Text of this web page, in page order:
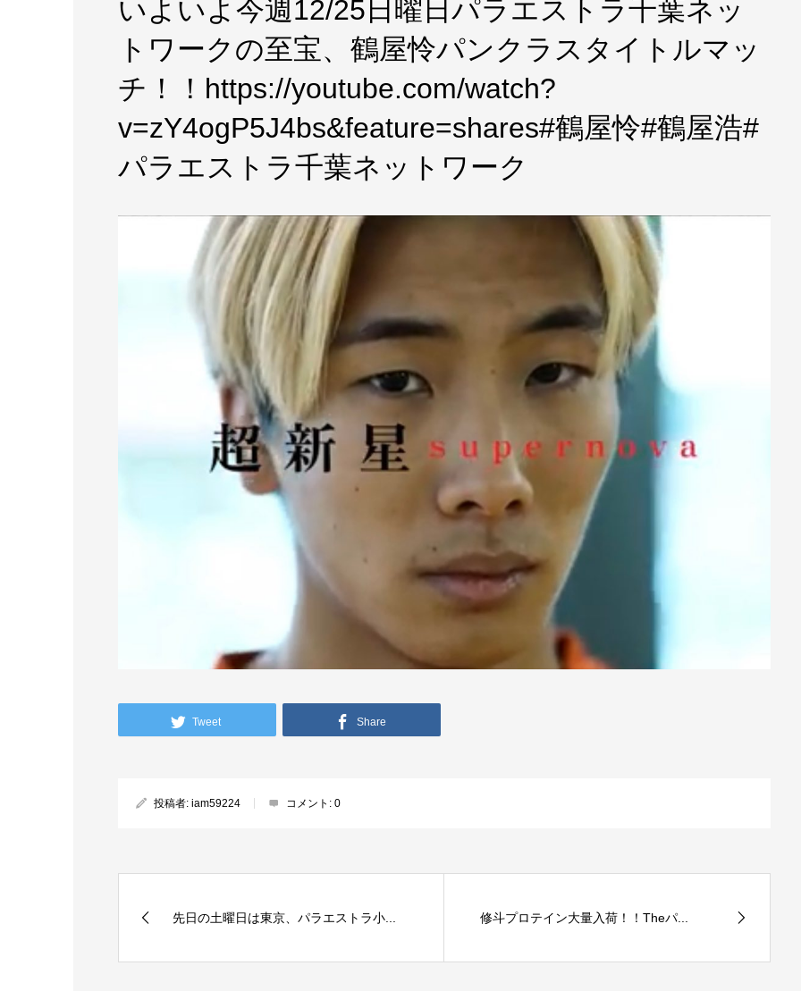
いよいよ今週12/25日曜日パラエストラ千葉ネッ
トワークの至宝、鶴屋怜パンクラスタイトルマッ
チ！！https://youtube.com/watch?
v=zY4ogP5J4bs&feature=shares#鶴屋怜#鶴屋浩#
パラエストラ千葉ネットワーク
Tweet Share
投稿者: iam59224 コメント: 0
先日の土曜日は東京、パラエストラ小... 修斗プロテイン大量入荷！！Theパ...